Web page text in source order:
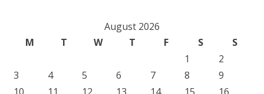
August 2026
M
T W T F S
S
1
2
3
4 5 6 7 8
9